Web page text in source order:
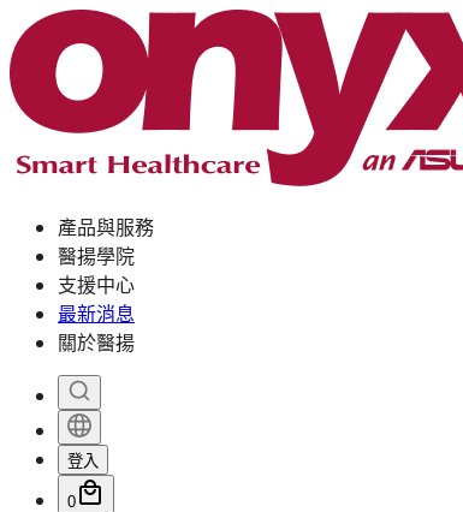
產品與服務
醫揚學院
支援中心
最新消息
關於醫揚
登入
0